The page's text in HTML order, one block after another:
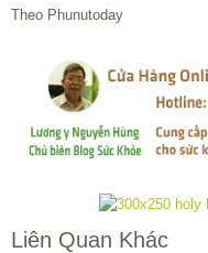
Theo Phunutoday
Liên Quan Khác